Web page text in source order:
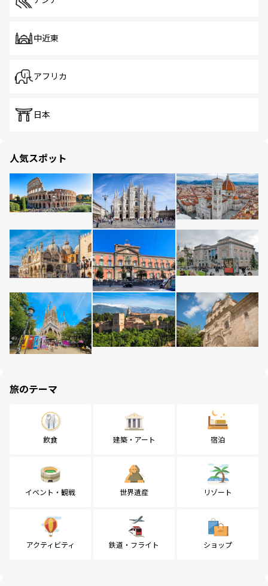
中近東
アフリカ
日本
人気スポット
旅のテーマ
飲食 建築・アート 宿泊
イベント・観戦 世界遺産 リゾート
アクティビティ 鉄道・フライト ショップ